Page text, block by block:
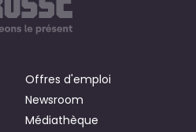
Offres d'emploi
Newsroom
Médiathèque